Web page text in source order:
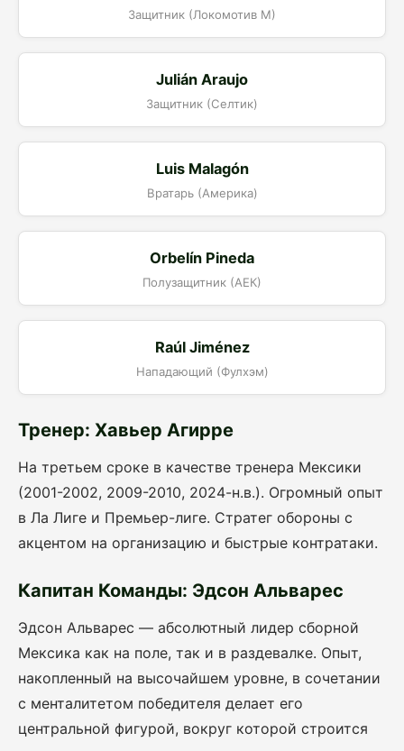
Защитник (Локомотив М)
Julián Araujo
Защитник (Селтик)
Luis Malagón
Вратарь (Америка)
Orbelín Pineda
Полузащитник (АЕК)
Raúl Jiménez
Нападающий (Фулхэм)
Тренер: Хавьер Агирре
На третьем сроке в качестве тренера Мексики
(2001-2002, 2009-2010, 2024-н.в.). Огромный опыт
в Ла Лиге и Премьер-лиге. Стратег обороны с
акцентом на организацию и быстрые контратаки.
Капитан Команды: Эдсон Альварес
Эдсон Альварес — абсолютный лидер сборной
Мексика как на поле, так и в раздевалке. Опыт,
накопленный на высочайшем уровне, в сочетании
с менталитетом победителя делает его
центральной фигурой, вокруг которой строится